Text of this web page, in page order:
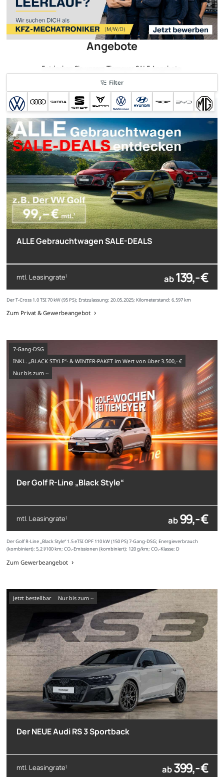
Angebote
Entdecken Sie unsere Tiemeyer SALE Angebote.
Filter
sofort verfügbar nur bis zum --
ALLE Gebrauchtwagen SALE-DEALS
mtl. Leasingrate1 ab139,- €
Der T-Cross 1.0 TSI 70 kW (95 PS); Erstzulassung: 20.05.2025; Kilometerstand: 6.597 km
Zum Privat & Gewerbeangebot
7-Gang-DSG
INKL. „BLACK STYLE“- & WINTER-PAKET im Wert von über 3.500,- €
nur bis zum --
Der Golf R-Line „Black Style“
mtl. Leasingrate1 ab99,- €
Der Golf R-Line „Black Style“ 1.5 eTSI OPF 110 kW (150 PS) 7-Gang-DSG; Energieverbrauch
(kombiniert): 5,2 l/100 km; CO₂-Emissionen (kombiniert): 120 g/km; CO₂-Klasse: D
Zum Gewerbeangebot
Jetzt bestellbar nur bis zum --
Der NEUE Audi RS 3 Sportback
mtl. Leasingrate1 ab399,- €